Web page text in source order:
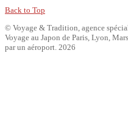
Back to Top
© Voyage & Tradition, agence
Voyage au Japon de Paris, Lyon,
par un aéroport. 2026